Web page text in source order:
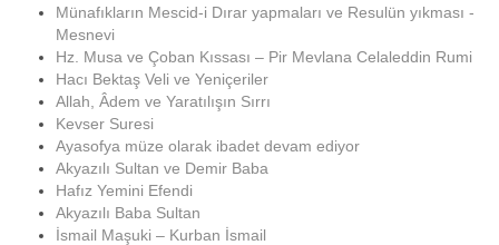
Münafıkların Mescid-i Dırar yapmaları ve Resulün yıkması -
Mesnevi
Hz. Musa ve Çoban Kıssası – Pir Mevlana Celaleddin Rumi
Hacı Bektaş Veli ve Yeniçeriler
Allah, Âdem ve Yaratılışın Sırrı
Kevser Suresi
Ayasofya müze olarak ibadet devam ediyor
Akyazılı Sultan ve Demir Baba
Hafız Yemini Efendi
Akyazılı Baba Sultan
İsmail Maşuki – Kurban İsmail